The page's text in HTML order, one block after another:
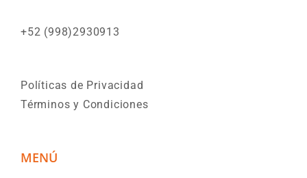
+52 (998)2930913
Políticas de Privacidad
Términos y Condiciones
MENÚ